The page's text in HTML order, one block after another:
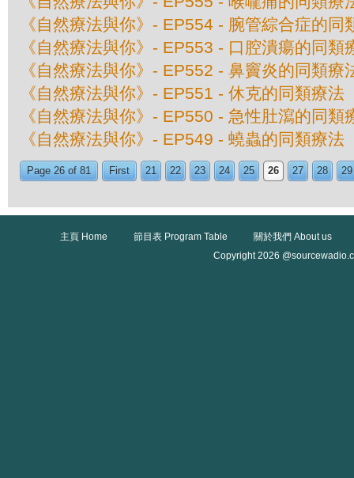
《自然療法與你》- EP554 - 腕管綜合症的同
《自然療法與你》- EP553 - 口腔潰瘍的同類
《自然療法與你》- EP552 - 鼻竇炎的同類療
《自然療法與你》- EP551 - 休克的同類療法
《自然療法與你》- EP550 - 急性肚瀉的同類
《自然療法與你》- EP549 - 蟯蟲的同類療法
Page 26 of 81 First 21 22 23 24 25 26 27 28 29
主頁 Home 節目表 Program Table
關於我們 About us
Copyright 2026